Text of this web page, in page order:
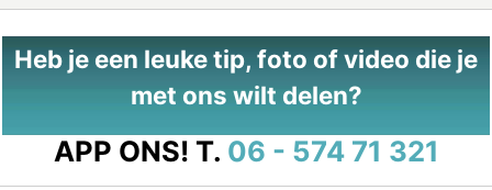
Heb je een leuke tip, foto of video die je
met ons wilt delen?
APP ONS! T. 06 - 574 71 321